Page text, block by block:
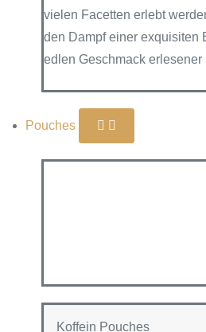
vielen Facetten erlebt
den Dampf einer exquisiten
edlen Geschmack erlesener
Pouches
Koffein Pouches